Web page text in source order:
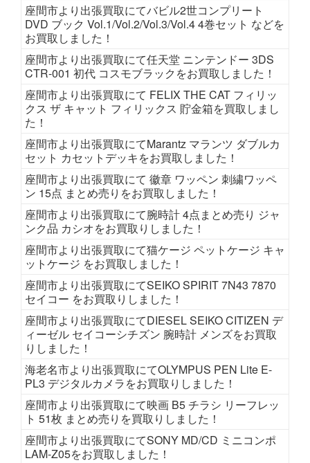
座間市より出張買取にてバビル2世コンプリート
DVD ブック Vol.1/Vol.2/Vol.3/Vol.4 4巻セット などを
お買取しました！
座間市より出張買取にて任天堂 ニンテンドー 3DS
CTR-001 初代 コスモブラックをお買取しました！
座間市より出張買取にて FELIX THE CAT フィリッ
クス ザ キャット フィリックス 貯金箱を買取しまし
た！
座間市より出張買取にてMarantz マランツ ダブルカ
セット カセットデッキをお買取しました！
座間市より出張買取にて 徽章 ワッペン 刺繍ワッペ
ン 15点 まとめ売りをお買取しました！
座間市より出張買取にて腕時計 4点まとめ売り ジャ
ンク品 カシオをお買取りしました！
座間市より出張買取にて猫ケージ ペットケージ キャ
ットケージ をお買取しました！
座間市より出張買取にてSEIKO SPIRIT 7N43 7870
セイコー をお買取りしました！
座間市より出張買取にてDIESEL SEIKO CITIZEN デ
ィーゼル セイコーシチズン 腕時計 メンズをお買取
りしました！
海老名市より出張買取にてOLYMPUS PEN Lite E-
PL3 デジタルカメラをお買取りしました！
座間市より出張買取にて映画 B5 チラシ リーフレッ
ト 51枚 まとめ売りを買取りしました！
座間市より出張買取にてSONY MD/CD ミニコンポ
LAM-Z05をお買取しました！